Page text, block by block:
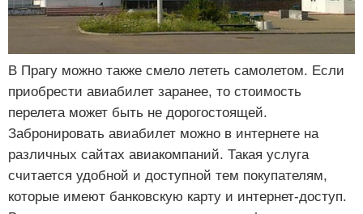
В Прагу можно также смело лететь самолетом. Если
приобрести авиабилет заранее, то стоимость
перелета может быть не дорогостоящей.
Забронировать авиабилет можно в интернете на
различных сайтах авиакомпаний. Такая услуга
считается удобной и доступной тем покупателям,
которые имеют банковскую карту и интернет-доступ.